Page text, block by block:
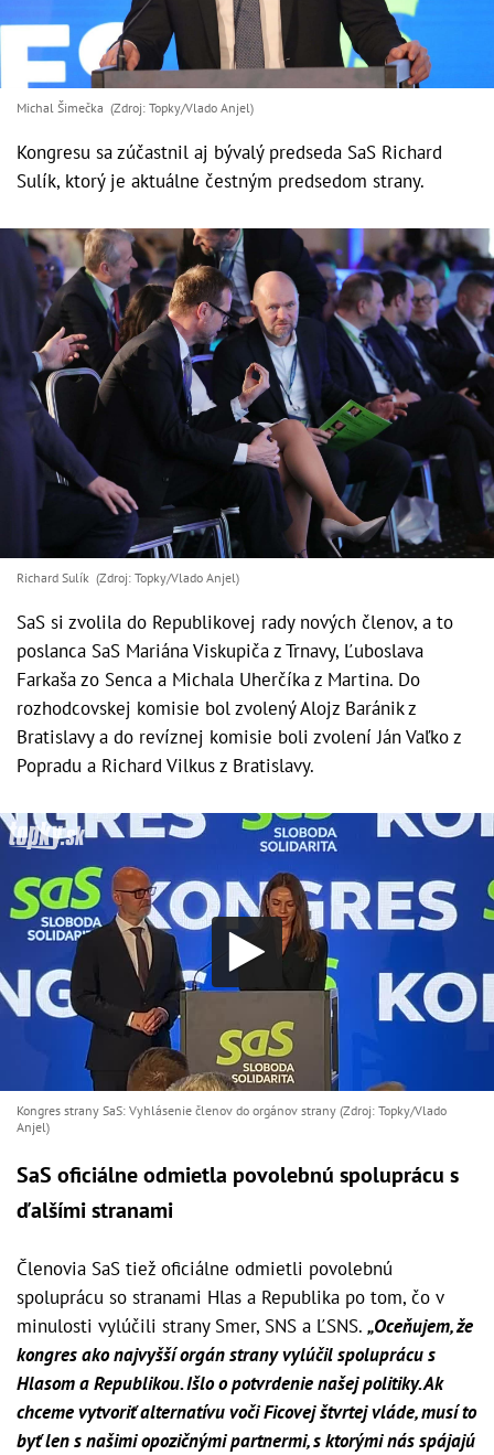
Michal Šimečka (Zdroj: Topky/Vlado Anjel)
Kongresu sa zúčastnil aj bývalý predseda SaS Richard
Sulík, ktorý je aktuálne čestným predsedom strany.
Richard Sulík (Zdroj: Topky/Vlado Anjel)
SaS si zvolila do Republikovej rady nových členov, a to
poslanca SaS Mariána Viskupiča z Trnavy, Ľuboslava
Farkaša zo Senca a Michala Uherčíka z Martina. Do
rozhodcovskej komisie bol zvolený Alojz Baránik z
Bratislavy a do revíznej komisie boli zvolení Ján Vaľko z
Popradu a Richard Vilkus z Bratislavy.
Kongres strany SaS: Vyhlásenie členov do orgánov strany (Zdroj: Topky/Vlado
Anjel)
SaS oficiálne odmietla povolebnú spoluprácu s
ďalšími stranami
Členovia SaS tiež oficiálne odmietli povolebnú
spoluprácu so stranami Hlas a Republika po tom, čo v
minulosti vylúčili strany Smer, SNS a ĽSNS. „Oceňujem, že
kongres ako najvyšší orgán strany vylúčil spoluprácu s
Hlasom a Republikou. Išlo o potvrdenie našej politiky. Ak
chceme vytvoriť alternatívu voči Ficovej štvrtej vláde, musí to
byť len s našimi opozičnými partnermi, s ktorými nás spájajú